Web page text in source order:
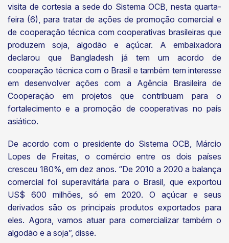
visita de cortesia a sede do Sistema OCB, nesta quarta-
feira (6), para tratar de ações de promoção comercial e
de cooperação técnica com cooperativas brasileiras que
produzem soja, algodão e açúcar. A embaixadora
declarou que Bangladesh já tem um acordo de
cooperação técnica com o Brasil e também tem interesse
em desenvolver ações com a Agência Brasileira de
Cooperação em projetos que contribuam para o
fortalecimento e a promoção de cooperativas no país
asiático.
De acordo com o presidente do Sistema OCB, Márcio
Lopes de Freitas, o comércio entre os dois países
cresceu 180%, em dez anos. “De 2010 a 2020 a balança
comercial foi superavitária para o Brasil, que exportou
US$ 600 milhões, só em 2020. O açúcar e seus
derivados são os principais produtos exportados para
eles. Agora, vamos atuar para comercializar também o
algodão e a soja”, disse.